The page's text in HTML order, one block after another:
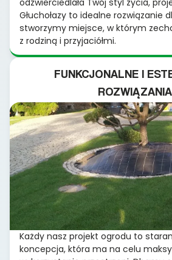
odzwierciedlała Twój styl życia,
Głuchołazy to idealne rozwiązanie
stworzymy miejsce, w którym
z rodziną i przyjaciółmi.
FUNKCJONALNE I
ROZWIĄZANIA
Każdy nasz projekt ogrodu to
koncepcja, która ma na celu